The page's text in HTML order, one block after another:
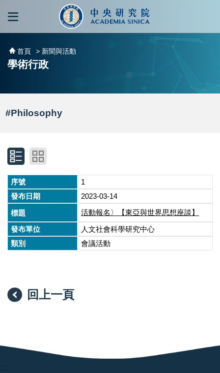
跳到主要內容區塊
首頁 > 新聞與活動
學術行政
#Philosophy
1
2023-03-14
活動報名〉【東亞與世界思想座談】
人文社會科學研究中心
會議活動
回上一頁
:::